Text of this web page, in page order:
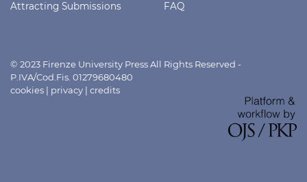
Attracting Submissions
FAQ
© 2023 Firenze University Press All Rights Reserved -
P.IVA/Cod.Fis. 01279680480
cookies | privacy | credits